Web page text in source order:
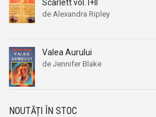
Alexandru I. Gonta
Alexandru Kiritescu
Alexandru Mitru
Alexandru Tanase
Alexandru Vianu
Alexandru Vlahuta
Alexandru I. Gonta
Alexandru Kiritescu
Alexandru Mitru
Alexandru Tanase
Alexandru Vianu
Alexandru Vlahuta
Scarlett vol. I+II
de Alexandra Ripley
Valea Aurului
de Jennifer Blake
NOUTĂȚI ÎN STOC